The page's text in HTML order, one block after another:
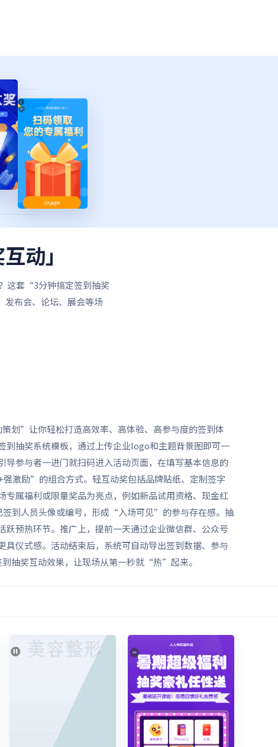
动」
这套“3分钟搞定签到抽奖
布会、论坛、展会等场
划”让你轻松打造高效率、高体验、高参与度的签到体
抽奖系统模板，通过上传企业logo和主题背景图即可一
参与者一进门就扫码进入活动页面，在填写基本信息的
激励”的组合方式。轻互动奖包括品牌贴纸、定制签字
属福利或限量奖品为亮点，例如新品试用资格、现金红
到人员头像或编号，形成“入场可见”的参与存在感。抽
预热环节。推广上，提前一天通过企业微信群、公众号
仪式感。活动结束后，系统可自动导出签到数据、参与
抽奖互动效果，让现场从第一秒就“热”起来。